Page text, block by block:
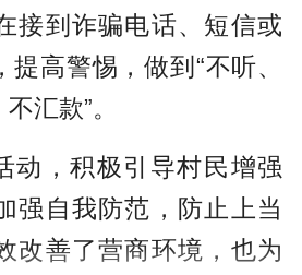
接到诈骗电话、短信或
高警惕，做到“不听、
汇款”。
动，积极引导村民增强
强自我防范，防止上当
改善了营商环境，也为